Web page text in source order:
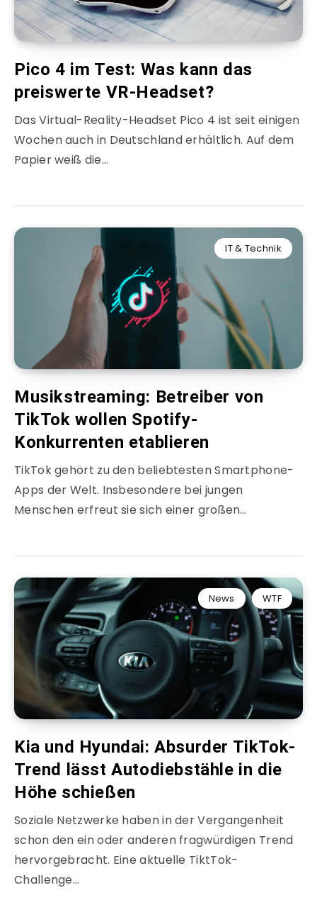
Pico 4 im Test: Was kann das
preiswerte VR-Headset?
Das Virtual-Reality-Headset Pico 4 ist seit einigen
Wochen auch in Deutschland erhältlich. Auf dem
Papier weiß die…
IT & Technik
Musikstreaming: Betreiber von
TikTok wollen Spotify-
Konkurrenten etablieren
TikTok gehört zu den beliebtesten Smartphone-
Apps der Welt. Insbesondere bei jungen
Menschen erfreut sie sich einer großen…
News WTF
Kia und Hyundai: Absurder TikTok-
Trend lässt Autodiebstähle in die
Höhe schießen
Soziale Netzwerke haben in der Vergangenheit
schon den ein oder anderen fragwürdigen Trend
hervorgebracht. Eine aktuelle TiktTok-
Challenge…